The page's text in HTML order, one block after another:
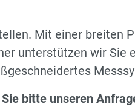
Mit einer breiten
unterstützen wir Sie
bitte unseren